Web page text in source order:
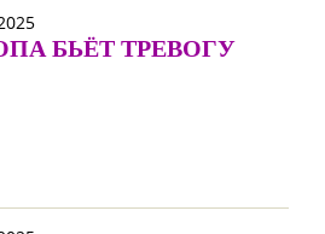
БЬЁТ ТРЕВОГУ